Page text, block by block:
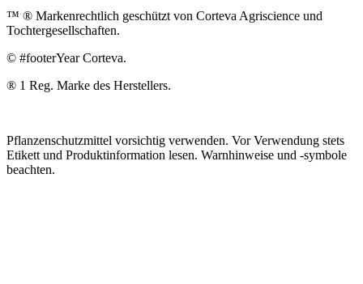
™ ® Markenrechtlich geschützt von Corteva Agriscience und
Tochtergesellschaften.
© #footerYear Corteva.
® 1 Reg. Marke des Herstellers.
Pflanzenschutzmittel vorsichtig verwenden. Vor Verwendung stets
Etikett und Produktinformation lesen. Warnhinweise und -symbole
beachten.